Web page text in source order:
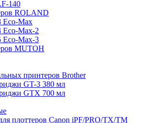
140
ROLAND
Eco-Max
Eco-Max-2
Eco-Max-3
MUTOH
принтеров Brother
GT-3 380 мл
GTX 700 мл
плоттеров Canon iPF/PRO/TX/ТМ